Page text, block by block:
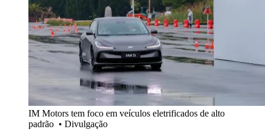
IM Motors tem foco em veículos eletrificados de alto
padrão • Divulgação